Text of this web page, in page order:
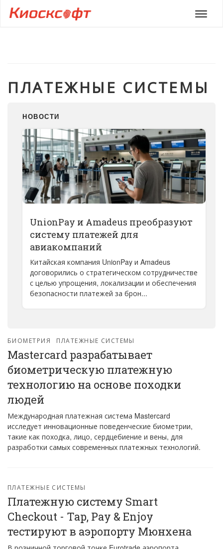
Меню
ПЛАТЕЖНЫЕ СИСТЕМЫ
НОВОСТИ
UnionPay и Amadeus преобразуют
систему платежей для
авиакомпаний
Китайская компания UnionPay и Amadeus
договорились о стратегическом сотрудничестве
с целью упрощения, локализации и обеспечения
безопасности платежей за брон...
БИОМЕТРИЯ ПЛАТЕЖНЫЕ СИСТЕМЫ
Mastercard разрабатывает
биометрическую платежную
технологию на основе походки
людей
Международная платежная система Mastercard
исследует инновационные поведенческие биометрии,
такие как походка, лицо, сердцебиение и вены, для
разработки самых современных платежных технологий.
ПЛАТЕЖНЫЕ СИСТЕМЫ
Платежную систему Smart
Checkout - Tap, Pay & Enjoy
тестируют в аэропорту Мюнхена